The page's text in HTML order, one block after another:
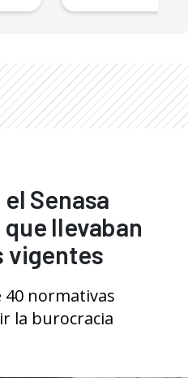
Senasa
llevaban
vigentes
40 normativas
la burocracia